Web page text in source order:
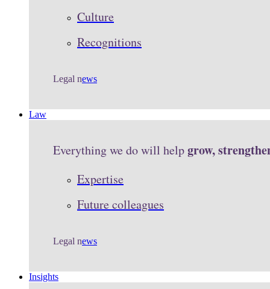
Culture
Recognitions
Legal news
Law
Everything we do will helpgrow,
Expertise
Future colleagues
Legal news
Insights